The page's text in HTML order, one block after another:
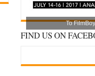
Το
FIND US ON